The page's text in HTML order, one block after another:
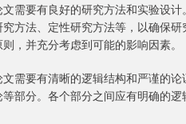
需要有良好的研究方法和实验设
方法、定性研究方法等，以确保
，并充分考虑到可能的影响因素。
需要有清晰的逻辑结构和严谨的
部分。各个部分之间应有明确的